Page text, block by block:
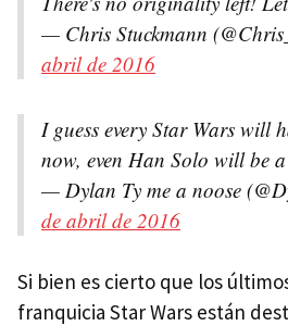
— Chris Stuckmann
abril de 2016
I guess every Star Wars will
now, even Han Solo will be
— Dylan Ty me a noose
de abril de 2016
Si bien es cierto que los
franquicia Star Wars están